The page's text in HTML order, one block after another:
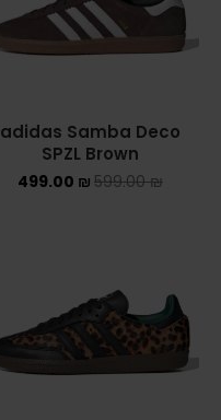
ASICS ONITSUKA TIGER
BALENCIAGA
DR MARTENS
NEW BALANCE
adidas Samba Deco
SPZL Brown
599.00₪
499.00 ₪